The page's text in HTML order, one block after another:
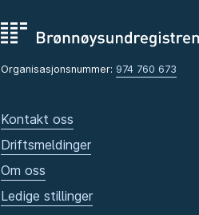
Organisasjonsnummer: 974 760 673
Kontakt oss
Driftsmeldinger
Om oss
Ledige stillinger